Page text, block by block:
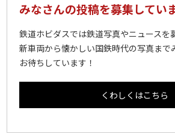
みなさんの投稿を募集してい
鉄道ホビダスでは鉄道写真やニュースを
新車両から懐かしい国鉄時代の写真まで
お待ちしています！
くわしくはこちら